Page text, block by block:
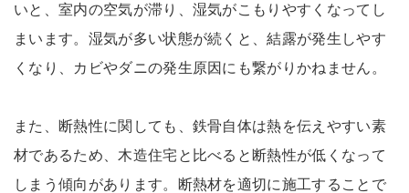
いと、室内の空気が滞り、湿気がこもりやすくなってし
まいます。湿気が多い状態が続くと、結露が発生しやす
くなり、カビやダニの発生原因にも繋がりかねません。
また、断熱性に関しても、鉄骨自体は熱を伝えやすい素
材であるため、木造住宅と比べると断熱性が低くなって
しまう傾向があります。断熱材を適切に施工することで